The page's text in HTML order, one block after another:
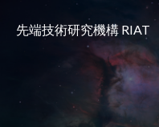
先端技術研究機構 RIAT